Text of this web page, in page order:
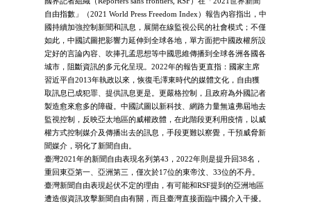
自由指數」（2021 World Press Freedom Index）報告內容指出，中
國持續加強控制新聞和訊息，展開在線監視公民的社會模式；不僅
如此，中國試圖把影響力延伸到全球各地，單方面把中國政權所設
定好的言論內容、吹捧孔孟思想等中國思維傳播到全球各洲各國各
城市，阻斷資訊的多元化呈現。2022年的報告更直指：國家主席
習近平自2013年執政以來，恢復毛澤東時代的媒體文化，自由獲
取訊息已成犯罪、提供訊息更是。更嚴格控制，且政府為外國記者
製造愈來愈多的障礙。中國試圖以新科技、網路力量無遠弗屆地去
監視控制，反映亞太地區的威權政體，在此階段更利用疫情，以威
權方式控制媒介及傳播出去的訊息，手段更難以察覺，干預威脅新
聞媒介，弱化了新聞自由。
臺灣2021年的新聞自由表現名列第43，2022年則是提升回38名，
重回東亞第一、亞洲第三，僅次於17位的東帝汶、33位的不丹。
臺灣新聞自由表現起伏不定的理由，有可能和RSF提到的亞洲地區
遭造假資訊攻擊新聞自由有關，而且臺灣直接面臨中國介入干擾。